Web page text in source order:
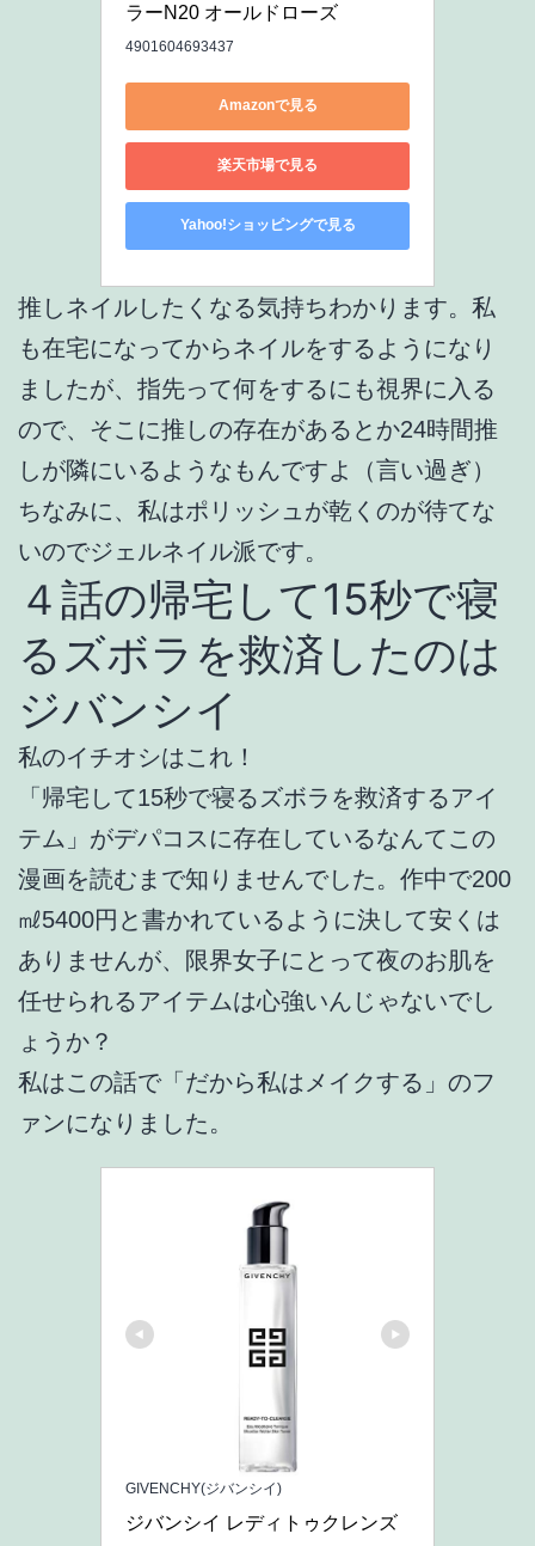
ラーN20 オールドローズ
4901604693437
Amazonで見る
楽天市場で見る
Yahoo!ショッピングで見る
推しネイルしたくなる気持ちわかります。私
も在宅になってからネイルをするようになり
ましたが、指先って何をするにも視界に入る
ので、そこに推しの存在があるとか24時間推
しが隣にいるようなもんですよ（言い過ぎ）
ちなみに、私はポリッシュが乾くのが待てな
いのでジェルネイル派です。
４話の帰宅して15秒で寝
るズボラを救済したのは
ジバンシイ
私のイチオシはこれ！
「帰宅して15秒で寝るズボラを救済するアイ
テム」がデパコスに存在しているなんてこの
漫画を読むまで知りませんでした。作中で200
㎖5400円と書かれているように決して安くは
ありませんが、限界女子にとって夜のお肌を
任せられるアイテムは心強いんじゃないでし
ょうか？
私はこの話で「だから私はメイクする」のフ
ァンになりました。
GIVENCHY(ジバンシイ)
ジバンシイ レディトゥクレンズ